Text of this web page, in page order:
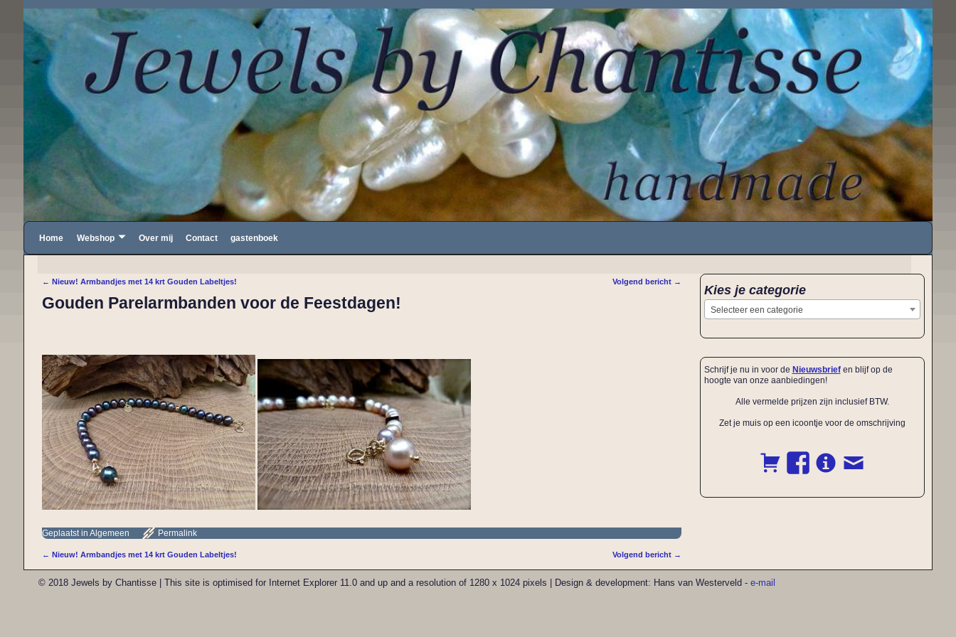
Home Webshop Over mij Contact gastenboek
Bericht navigatie
← Nieuw! Armbandjes met 14 krt Gouden Labeltjes! Volgend bericht →
Gouden Parelarmbanden voor de Feestdagen!
Geplaatst in Algemeen Permalink
Bericht navigatie
← Nieuw! Armbandjes met 14 krt Gouden Labeltjes! Volgend bericht →
Kies je categorie
Selecteer een categorie
Schrijf je nu in voor de Nieuwsbriefen blijf op de
hoogte van onze aanbiedingen!
Alle vermelde prijzen zijn inclusief BTW.
Zet je muis op een icoontje voor de omschrijving
© 2018 Jewels by Chantisse | This site is optimised for Internet Explorer 11.0 and up and a resolution of 1280 x 1024 pixels | Design & development: Hans van Westerveld - e-mail